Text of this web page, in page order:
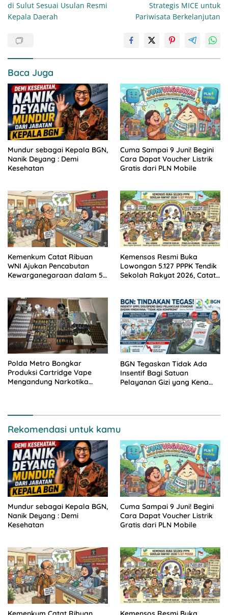
di Sulut Sesuai Usulan Resmi
Kepala Daerah
Strategis MICE untuk
Pariwisata Berkelanjutan
Baca Juga
Mundur sebagai Kepala BGN,
Nanik Deyang : Demi
Kesehatan
Cuma Sampai 9 Juni! Begini
Cara Dapat Voucher Listrik
Gratis dari PLN Mobile
Kemenkum Catat Ribuan
WNI Ajukan Pencabutan
Kewarganegaraan dalam 5
Kemensos Resmi Buka
Lowongan 5.127 PPPK Tendik
Sekolah Rakyat 2026, Catat
Polda Metro Bongkar
Produksi Cartridge Vape
Mengandung Narkotika
BGN Tegaskan Tidak Ada
Insentif Bagi Satuan
Pelayanan Gizi yang Kena
Rekomendasi untuk kamu
Mundur sebagai Kepala BGN,
Nanik Deyang : Demi
Kesehatan
Cuma Sampai 9 Juni! Begini
Cara Dapat Voucher Listrik
Gratis dari PLN Mobile